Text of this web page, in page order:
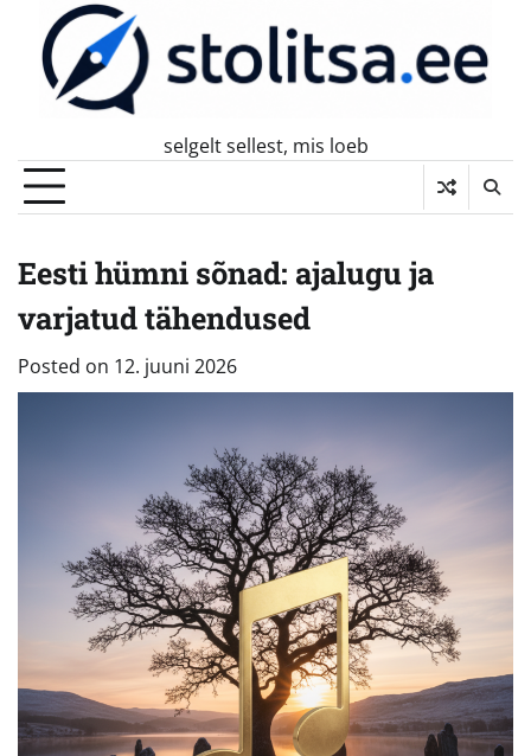
content
selgelt sellest, mis loeb
Eesti hümni sõnad: ajalugu ja
varjatud tähendused
Posted on 12. juuni 2026